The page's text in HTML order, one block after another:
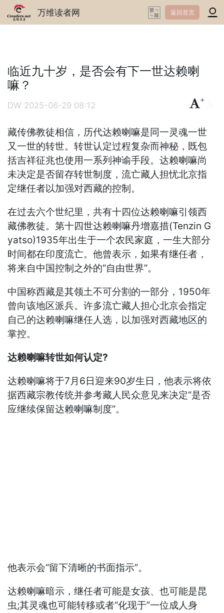
万维读者网 返回首页
临近九十岁，是否会有下一世达赖喇
嘛？
DW 2025-06-29 08:12
+
藏传佛教徒相信，历代达赖喇嘛是同一灵魂一世
又一世的转世。转世认定过程复杂而神秘，既包
括吉祥征兆也使用一系列神谕手段。达赖喇嘛尚
未决定是否留存转世制度，流亡藏人担忧北京指
定继任者以加强对西藏的控制。
在过去六个世纪里，共有十四位达赖喇嘛引领西
藏佛教徒。第十四世达赖喇嘛丹增嘉措(Tenzin G
yatso)1935年出生于一个农民家庭，一生大部分
时间都在印度流亡。他曾表示，如果有继任者，
将来自中国控制之外的“自由世界”。
中国称西藏是其领土不可分割的一部分，1950年
曾向该地区派兵。许多流亡藏人担心北京会指定
自己的达赖喇嘛继任人选，以加强对西藏地区的
掌控。
达赖喇嘛转世如何认定?
达赖喇嘛将于7月6日迎来90岁生日，他表示将依
据西藏宗教传统并参考藏人民众意见来决定“是否
应继续保留达赖喇嘛制度”。
他表示会“留下清晰的书面指示”。
达赖喇嘛暗示，继任者可能是女孩、也可能是昆
虫;其灵魂也可能转移或者“化现于”一位成人身